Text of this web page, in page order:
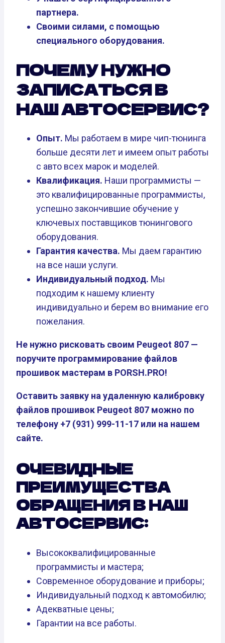
партнера.
Своими силами, с помощью
специального оборудования.
ПОЧЕМУ НУЖНО
ЗАПИСАТЬСЯ В
НАШ АВТОСЕРВИС?
Опыт. Мы работаем в мире чип-тюнинга
больше десяти лет и имеем опыт работы
с авто всех марок и моделей.
Квалификация. Наши программисты —
это квалифицированные программисты,
успешно закончившие обучение у
ключевых поставщиков тюнингового
оборудования.
Гарантия качества. Мы даем гарантию
на все наши услуги.
Индивидуальный подход. Мы
подходим к нашему клиенту
индивидуально и берем во внимание его
пожелания.
Не нужно рисковать своим Peugeot 807 —
поручите программирование файлов
прошивок мастерам в PORSH.PRO!
Оставить заявку на удаленную калибровку
файлов прошивок Peugeot 807 можно по
телефону +7 (931) 999-11-17 или на нашем
сайте.
ОЧЕВИДНЫЕ
ПРЕИМУЩЕСТВА
ОБРАЩЕНИЯ В НАШ
АВТОСЕРВИС:
Высококвалифицированные
программисты и мастера;
Современное оборудование и приборы;
Индивидуальный подход к автомобилю;
Адекватные цены;
Гарантии на все работы.